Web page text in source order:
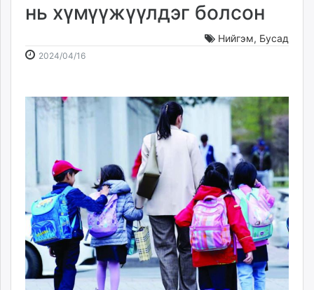
dorgio.mn
caak.mn
Baabar.mn
tovch.mn
Livetv.mn
Eguur.mn
24tsag.mn
shuud.mn
eagle.mn
ergelt.mn
zarig.mn
нь хүмүүжүүлдэг болсон
Нийгэм, Бусад
2024/04/162024-
10:46:36
2026-
15:51:52